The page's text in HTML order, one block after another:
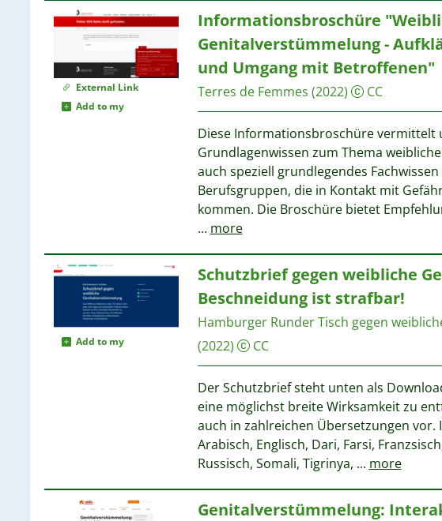
External Link
Add to my
Informationsbroschüre
Genitalverstümmelung -
und Umgang mit Betroffenen"
Terres de Femmes (2022) CC
Diese Informationsbroschüre vermittelt
Grundlagenwissen zum Thema
auch speziell grundlegendes
Berufsgruppen, die in Kontakt mit
kommen. Die Broschüre bietet
... more
Add to my
Schutzbrief gegen weibliche
Beschneidung ist strafbar!
Hamburger Runder Tisch gegen
(2022)
CC
Der Schutzbrief steht unten als
eine möglichst breite Wirksamkeit zu
auch in zahlreichen Übersetzungen vor.
Arabisch, Englisch, Dari, Farsi,
Russisch, Somali, Tigrinya, ... more
Genitalverstümmelung: